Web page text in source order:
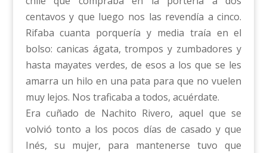
centavos y que luego nos las revendía a cinco.
Rifaba cuanta porquería y media traía en el
bolso: canicas ágata, trompos y zumbadores y
hasta mayates verdes, de esos a los que se les
amarra un hilo en una pata para que no vuelen
muy lejos. Nos traficaba a todos, acuérdate.
Era cuñado de Nachito Rivero, aquel que se
volvió tonto a los pocos días de casado y que
Inés, su mujer, para mantenerse tuvo que